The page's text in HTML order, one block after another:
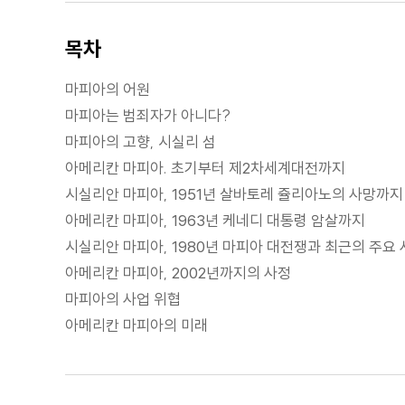
목차
마피아의 어원
마피아는 범죄자가 아니다?
마피아의 고향, 시실리 섬
아메리칸 마피아. 초기부터 제2차세계대전까지
시실리안 마피아, 1951년 살바토레 쥴리아노의 사망까지
아메리칸 마피아, 1963년 케네디 대통령 암살까지
시실리안 마피아, 1980년 마피아 대전쟁과 최근의 주요
아메리칸 마피아, 2002년까지의 사정
마피아의 사업 위협
아메리칸 마피아의 미래